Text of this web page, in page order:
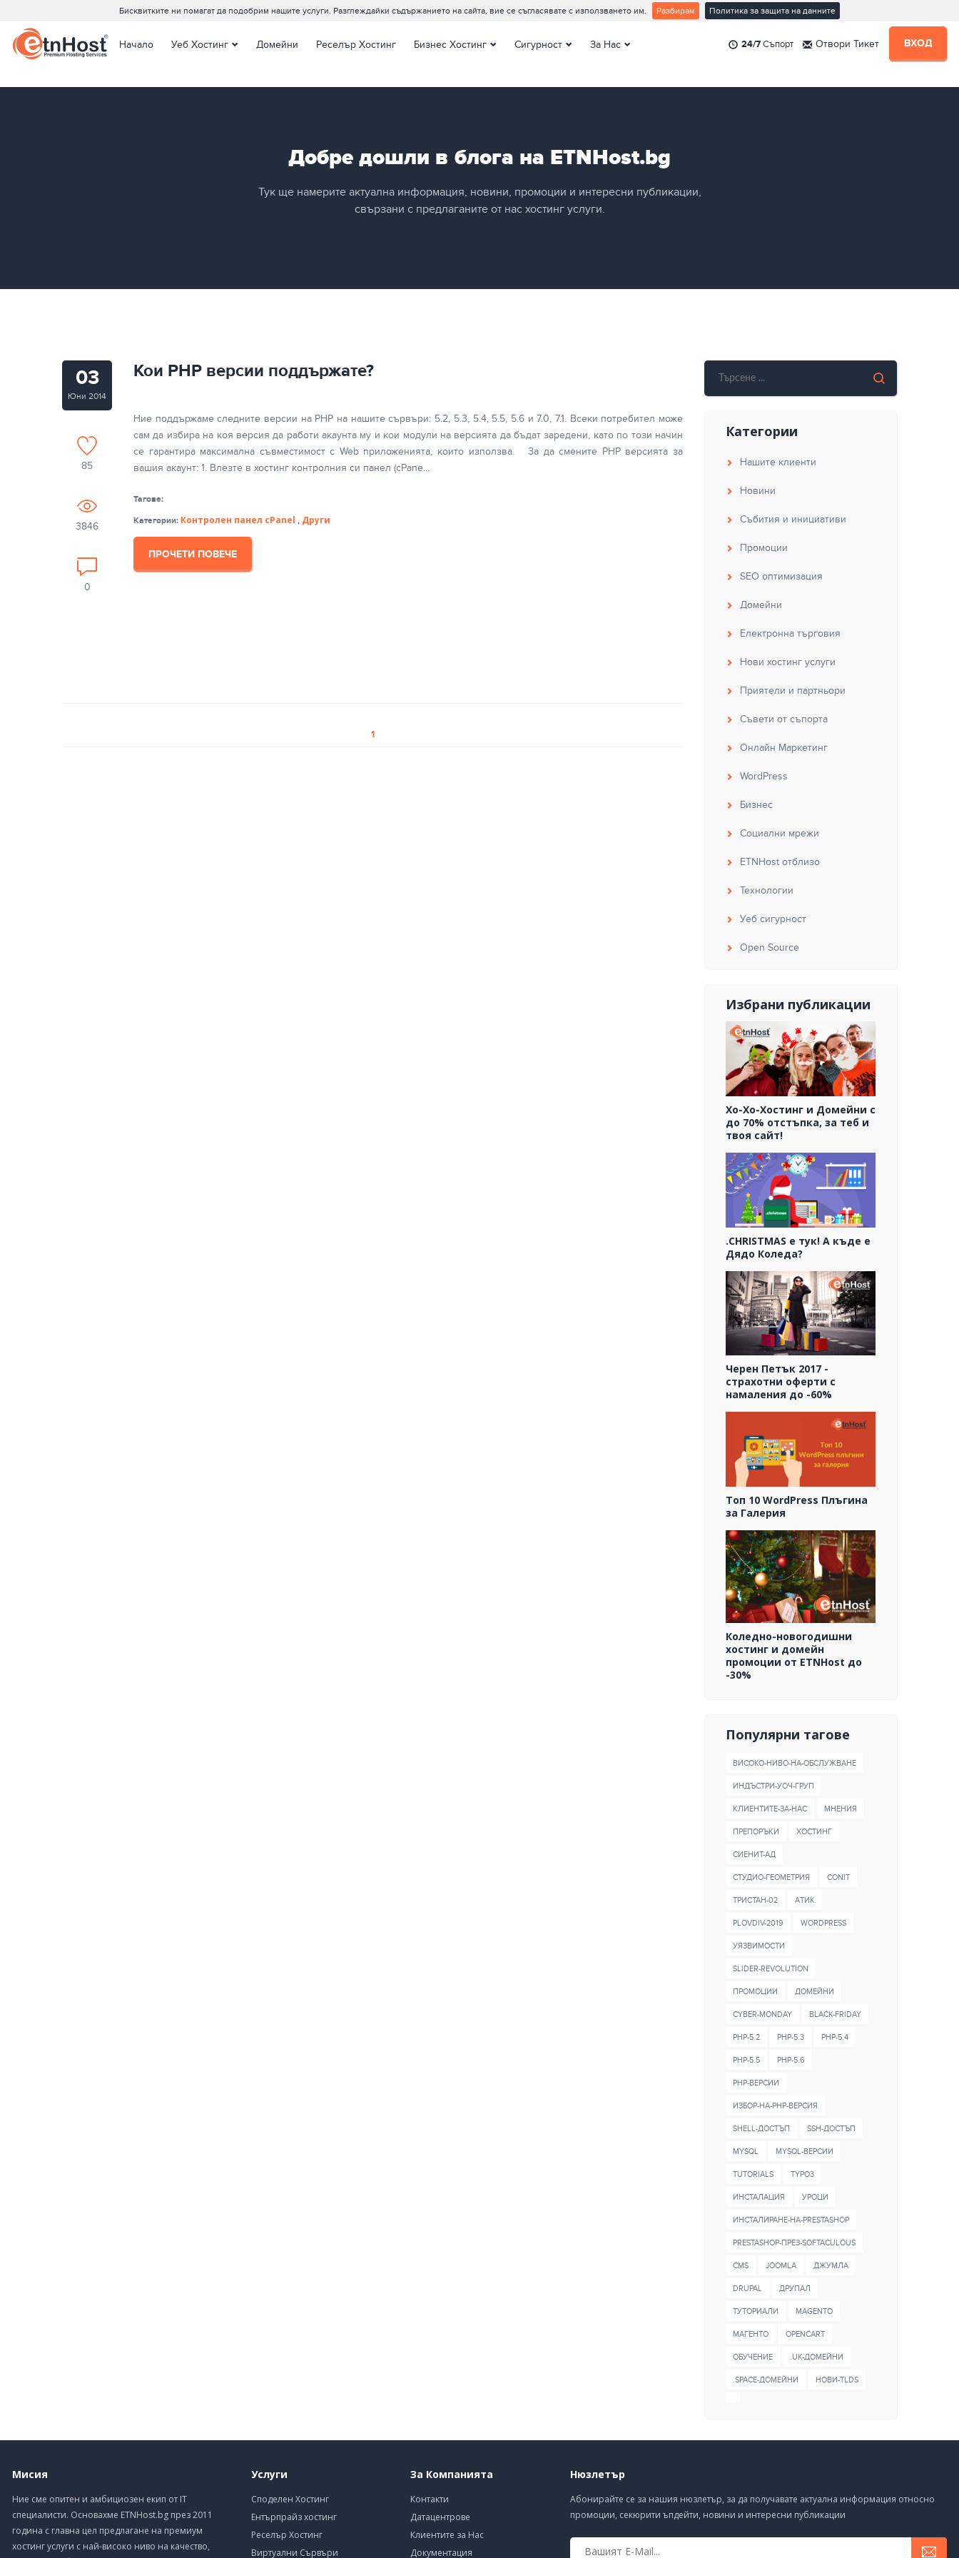
Бисквитките ни помагат да подобрим нашите услуги. Разглеждайки съдържанието на сайта, вие се съгласявате с използването им. Разбирам Политика за защита на данните
Начало Уеб Хостинг Домейни Реселър Хостинг Бизнес Хостинг
Управляеми наети
Сървър Мениджмънт
Сигурност За Нас
Блог
24/7Съпорт Отвори Тикет ВХОД
Добре дошли в блога на ETNHost.bg
Тук ще намерите актуална информация, новини, промоции и интересни публикации,
свързани с предлаганите от нас хостинг услуги.
03
Юни 2014
85
3846
0
Кои PHP версии поддържате?
Ние поддържаме следните версии на PHP на нашите сървъри: 5.2, 5.3, 5.4, 5.5, 5.6 и 7.0, 7.1. Всеки потребител може
сам да избира на коя версия да работи акаунта му и кои модули на версията да бъдат заредени, като по този начин
се гарантира максимална съвместимост с Web приложенията, които използва. За да смените PHP версията за
вашия акаунт: 1. Влезте в хостинг контролния си панел (cPane...
Тагове:
Категории: Контролен панел cPanel , Други
ПРОЧЕТИ ПОВЕЧЕ
1
Категории
Нашите клиенти
Новини
Събития и инициативи
Промоции
SEO оптимизация
Домейни
Електронна търговия
Нови хостинг услуги
Приятели и партньори
Съвети от съпорта
Онлайн Маркетинг
WordPress
Бизнес
Социални мрежи
ETNHost отблизо
Технологии
Уеб сигурност
Open Source
Избрани публикации
Хо-Хо-Хостинг и Домейни с
до 70% отстъпка, за теб и
твоя сайт!
.CHRISTMAS е тук! А къде е
Дядо Коледа?
Черен Петък 2017 -
страхотни оферти с
намаления до -60%
Топ 10 WordPress Плъгина
за Галерия
Коледно-новогодишни
хостинг и домейн
промоции от ETNHost до
-30%
Популярни тагове
ВИСОКО-НИВО-НА-ОБСЛУЖВАНЕ
ИНДЪСТРИ-УОЧ-ГРУП
КЛИЕНТИТЕ-ЗА-НАС МНЕНИЯ
ПРЕПОРЪКИ ХОСТИНГ
СИЕНИТ-АД
СТУДИО-ГЕОМЕТРИЯ CONIT
ТРИСТАН-02 AТИК
PLOVDIV-2019 WORDPRESS
УЯЗВИМОСТИ
SLIDER-REVOLUTION
ПРОМОЦИИ ДОМЕЙНИ
CYBER-MONDAY BLACK-FRIDAY
PHP-5.2 PHP-5.3 PHP-5.4
PHP-5.5 PHP-5.6
PHP-ВЕРСИИ
ИЗБОР-НА-PHP-ВЕРСИЯ
SHELL-ДОСТЪП SSH-ДОСТЪП
MYSQL MYSQL-ВЕРСИИ
TUTORIALS TYPO3
ИНСТАЛАЦИЯ УРОЦИ
ИНСТАЛИРАНЕ-НА-PRESTASHOP
PRESTASHOP-ПРЕЗ-SOFTACULOUS
CMS JOOMLA ДЖУМЛА
DRUPAL ДРУПАЛ
ТУТОРИАЛИ MAGENTO
МАГЕНТО OPENCART
ОБУЧЕНИЕ .UK-ДОМЕЙНИ
.SPACE-ДОМЕЙНИ НОВИ-TLDS
Мисия
Ние сме опитен и амбициозен екип от IT
специалисти. Основахме ETNHost.bg през 2011
година с главна цел предлагане на премиум
хостинг услуги с най-високо ниво на качество,
Услуги
Споделен Хостинг
Ентърпрайз хостинг
Реселър Хостинг
Виртуални Сървъри
За Компанията
Контакти
Датацентрове
Клиентите за Нас
Документация
Нюзлетър
Абонирайте се за нашия нюзлетър, за да получавате актуална информация относно
промоции, секюрити ъпдейти, новини и интересни публикации